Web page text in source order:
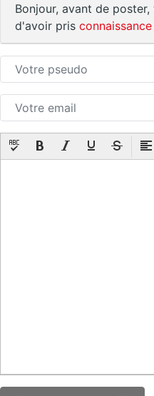
Bonjour, avant de
d'avoir pris